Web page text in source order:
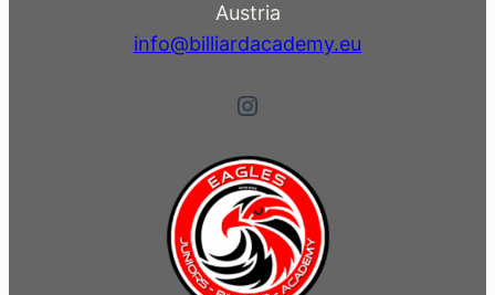
Austria
info@billiardacademy.eu
Instagram